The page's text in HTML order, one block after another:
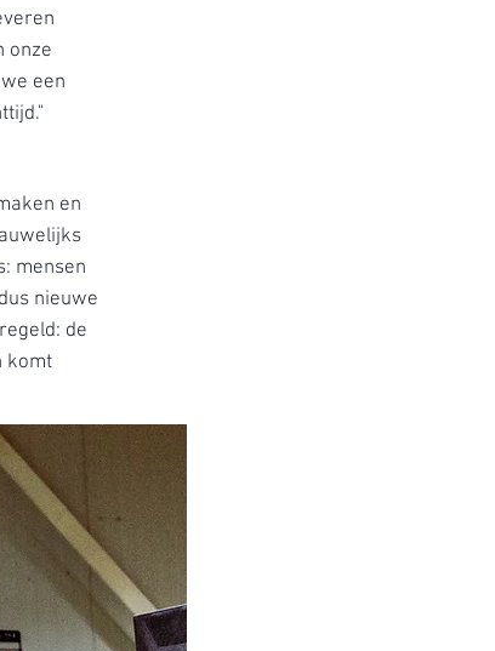
onze
een
en
mensen
nieuwe
de
komt